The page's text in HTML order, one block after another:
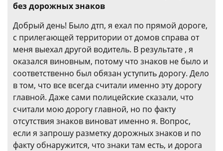
без дорожных знаков
Добрый день! Было дтп, я ехал по прямой дороге,
с прилегающей территории от домов справа от
меня выехал другой водитель. В результате , я
оказался виновным, потому что знаков не было и
соответственно был обязан уступить дорогу. Дело
в том, что все всегда считали именно эту дорогу
главной. Даже сами полицейские сказали, что
считали мою дорогу главной, но по факту
отсутствия знаков виноват именно я. Вопрос,
если я запрошу разметку дорожных знаков и по
факту обнаружится, что знаки там есть, и дорога